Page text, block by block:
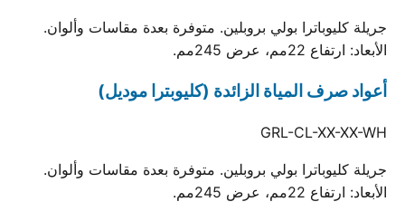
جريلة كليوباترا بولي بروبلين. متوفرة بعدة مقاسات وألوان.
الأبعاد: ارتفاع 22مم، عرض 245مم.
أعواد صرف المياة الزائدة (كليوبترا موديل)
GRL-CL-XX-XX-WH
جريلة كليوباترا بولي بروبلين. متوفرة بعدة مقاسات وألوان.
الأبعاد: ارتفاع 22مم، عرض 245مم.